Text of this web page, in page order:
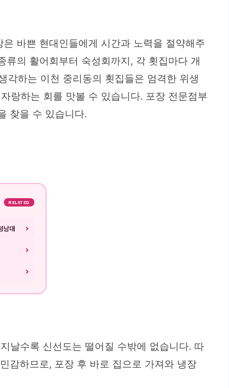
바쁜 현대인들에게 시간과 노력을 절약해주
의 활어회부터 숙성회까지, 각 횟집마다 개
각하는 이천 중리동의 횟집들은 엄격한 위생
랑하는 회를 맛볼 수 있습니다. 포장 전문점부
찾을 수 있습니다.
RELATED
남대
날수록 신선도는 떨어질 수밖에 없습니다. 따
감하므로, 포장 후 바로 집으로 가져와 냉장